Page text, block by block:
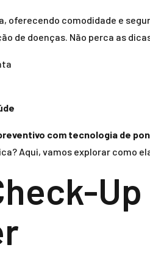
comodidade e
de doenças. Não perca as
com tecnologia de
Aqui, vamos explorar como